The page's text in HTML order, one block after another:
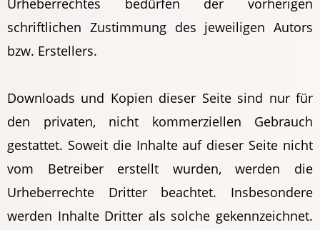
Urheberrechtes bedürfen der vorherigen
schriftlichen Zustimmung des jeweiligen Autors
bzw. Erstellers.
Downloads und Kopien dieser Seite sind nur für
den privaten, nicht kommerziellen Gebrauch
gestattet. Soweit die Inhalte auf dieser Seite nicht
vom Betreiber erstellt wurden, werden die
Urheberrechte Dritter beachtet. Insbesondere
werden Inhalte Dritter als solche gekennzeichnet.